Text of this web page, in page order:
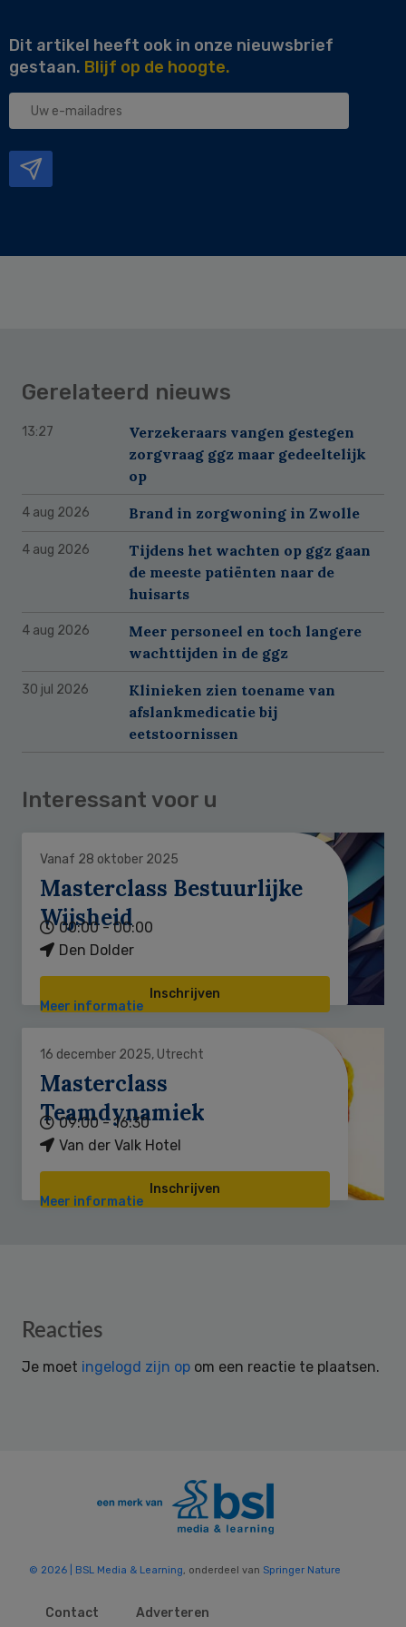
Dit artikel heeft ook in onze nieuwsbrief
gestaan. Blijf op de hoogte.
Uw
Gerelateerd nieuws
13:27
Verzekeraars vangen gestegen
zorgvraag ggz maar gedeeltelijk
op
4 aug 2026 Brand in zorgwoning in Zwolle
4 aug 2026
Tijdens het wachten op ggz gaan
de meeste patiënten naar de
huisarts
4 aug 2026
Meer personeel en toch langere
wachttijden in de ggz
30 jul 2026
Klinieken zien toename van
afslankmedicatie bij
eetstoornissen
Interessant voor u
Vanaf 28 oktober 2025
Masterclass Bestuurlijke
Wijsheid
00:00 - 00:00
Den Dolder
Inschrijven
Meer informatie
16 december 2025, Utrecht
Masterclass
Teamdynamiek
09:00 - 16:30
Van der Valk Hotel
Inschrijven
Meer informatie
Reader
Reacties
Je moet ingelogd zijn op om een reactie te plaatsen.
© 2026 | BSL Media & Learning, onderdeel van Springer Nature
Contact Adverteren